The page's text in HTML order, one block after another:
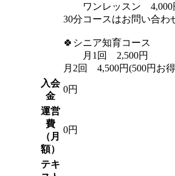
ワンレッスン 4,000
30分コースはお問い合わ
🍀シニア知育コース
月1回 2,500円
月2回 4,500円(500円お
入会
金
0円
運営
費
（月
額）
0円
テキ